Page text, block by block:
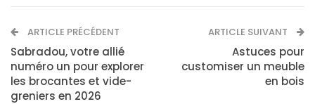
ARTICLE PRÉCÉDENT
Sabradou, votre allié
numéro un pour explorer
les brocantes et vide-
greniers en 2026
ARTICLE SUIVANT
Astuces pour
customiser un meuble
en bois